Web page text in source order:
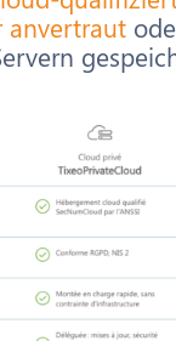
anvertraut